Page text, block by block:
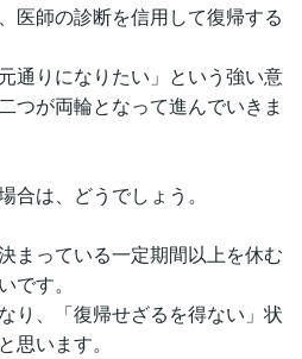
医師の診断を信用して復帰する
通りになりたい」という強い意
つが両輪となって進んでいきま
合は、どうでしょう。
まっている一定期間以上を休む
です。
り、「復帰せざるを得ない」状
思います。